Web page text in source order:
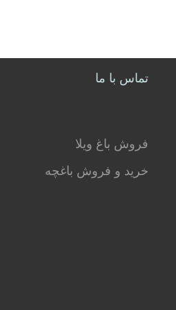
تماس با ما
فروش باغ ویلا
خرید و فروش باغچه